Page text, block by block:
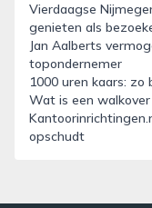
Vierdaagse
genieten als
Jan Aalberts
topondernemer
1000 uren kaars:
Wat is een
opschudt